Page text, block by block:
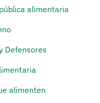
alimentaria
Defensores
alimenten